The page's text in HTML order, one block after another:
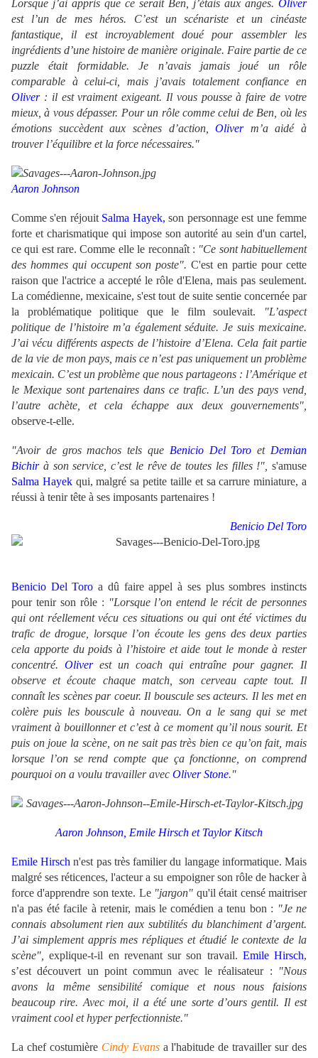
Lorsque j’ai appris que ce serait Ben, j’étais aux anges. Oliver
est l’un de mes héros. C’est un scénariste et un cinéaste
fantastique, il est incroyablement doué pour assembler les
ingrédients d’une histoire de manière originale. Faire partie de ce
puzzle était formidable. Je n’avais jamais joué un rôle
comparable à celui-ci, mais j’avais totalement confiance en
Oliver: il est vraiment exigeant. Il vous pousse à faire de votre
mieux, à vous dépasser. Pour un rôle comme celui de Ben, où les
émotions succèdent aux scènes d’action,Oliverm’a aidé à
trouver l’équilibre et la force nécessaires."
Aaron Johnson
Comme s'en réjouit Salma Hayek, son personnage est une femme
forte et charismatique qui impose son autorité au sein d'un cartel,
ce qui est rare. Comme elle le reconnaît : "Ce sont habituellement
des hommes qui occupent son poste". C'est en partie pour cette
raison que l'actrice a accepté le rôle d'Elena, mais pas seulement.
La comédienne, mexicaine, s'est tout de suite sentie concernée par
la problématique politique que le film soulevait.
"L’aspect
politique de l’histoire m’a également séduite. Je suis mexicaine.
J’ai vécu différents aspects de l’histoire d’Elena. Cela fait partie
de la vie de mon pays, mais ce n’est pas uniquement un problème
mexicain. C’est un problème que nous partageons : l’Amérique et
le Mexique sont partenaires dans ce trafic. L’un des pays vend,
l’autre achète, et cela échappe aux deux gouvernements",
observe-t-elle.
"Avoir de gros machos tels que Benicio Del Toro et Demian
Bichirà son service, c’est le rêve de toutes les filles !", s'amuse
Salma Hayekqui, malgré sa petite taille et sa carrure miniature, a
réussi à tenir tête à ses imposants partenaires !
Benicio Del Toro
Benicio Del Toro a dû faire appel à ses plus sombres instincts
pour tenir son rôle : "Lorsque l’on entend le récit de personnes
qui ont réellement vécu ces situations ou qui ont été victimes du
trafic de drogue, lorsque l’on écoute les gens des deux parties
cela apporte du poids à l’histoire et aide tout le monde à rester
concentré. Oliverest un coach qui entraîne pour gagner. Il
observe et écoute chaque match, son cerveau capte tout. Il
connaît les scènes par coeur. Il bouscule ses acteurs. Il les met en
colère puis les bouscule à nouveau. On a le sang qui se met
vraiment à bouillonner et c’est à ce moment qu’il nous sourit. Et
puis on joue la scène, on ne sait pas très bien ce qu’on fait, mais
lorsque l’on se rend compte que ça fonctionne, on comprend
pourquoi on a voulu travailler avec Oliver Stone."
Aaron Johnson, Emile Hirsch et Taylor Kitsch
Emile Hirsch n'est pas très familier du langage informatique. Mais
malgré ses réticences, l'acteur a su empoigner son rôle de hacker à
force d'apprendre son texte. Le "jargon" qu'il était censé maitriser
n'a pas été facile à retenir, mais le comédien a tenu bon : "Je ne
connais absolument rien aux subtilités du blanchiment d’argent.
J’ai simplement appris mes répliques et étudié le contexte de la
scène",
explique-t-il en revenant sur son travail. Emile Hirsch,
s’est découvert un point commun avec le réalisateur :
"Nous
avons la même sensibilité comique et nous nous faisions
beaucoup rire. Avec moi, il a été une sorte d’ours gentil. Il est
vraiment cool et hyper perfectionniste."
La chef costumière Cindy Evansa l'habitude de travailler sur des